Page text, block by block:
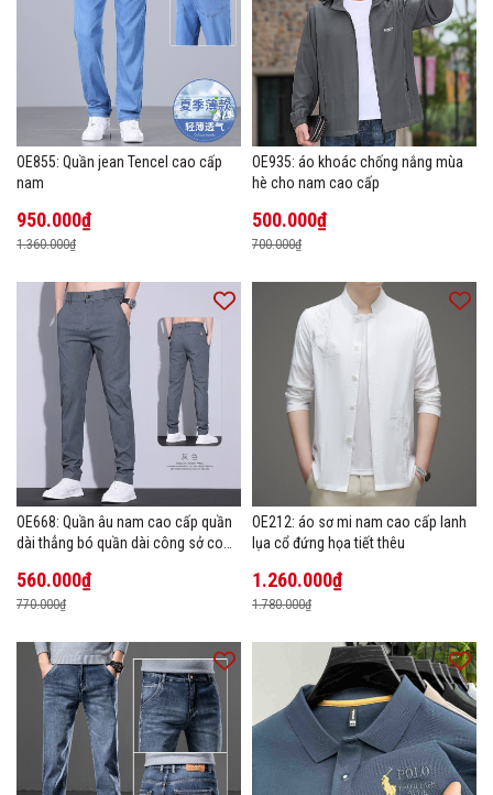
OE855: Quần jean Tencel cao cấp
nam
950.000₫
1.360.000₫
OE935: áo khoác chống nắng mùa
hè cho nam cao cấp
500.000₫
700.000₫
OE668: Quần âu nam cao cấp quần
dài thẳng bó quần dài công sở co
560.000₫
770.000₫
OE212: áo sơ mi nam cao cấp lanh
lụa cổ đứng họa tiết thêu
1.260.000₫
1.780.000₫